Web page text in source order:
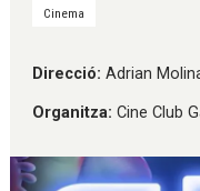
Cinema
Direcció: Adrian
Organitza: Cine Club